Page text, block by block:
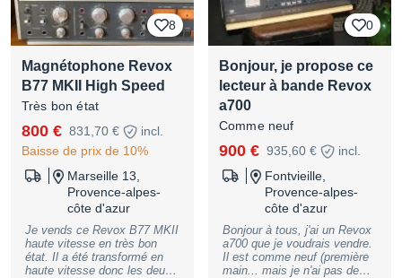
8
Magnétophone Revox
B77 MKII High Speed
Très bon état
800 € 831,70 €
incl.
Baisse de prix de 10%
Marseille 13,
Provence-alpes-
côte d'azur
Je vends ce Revox B77 MKII
haute vitesse en très bon
état. Il a été transformé en
haute vitesse donc les deux
0
Bonjour, je propose ce
lecteur à bande Revox
a700
Comme neuf
900 € 935,60 €
incl.
Fontvieille,
Provence-alpes-
côte d'azur
Bonjour à tous, j'ai un Revox
a700 que je voudrais vendre.
Il est comme neuf (première
main... mais je n'ai pas de